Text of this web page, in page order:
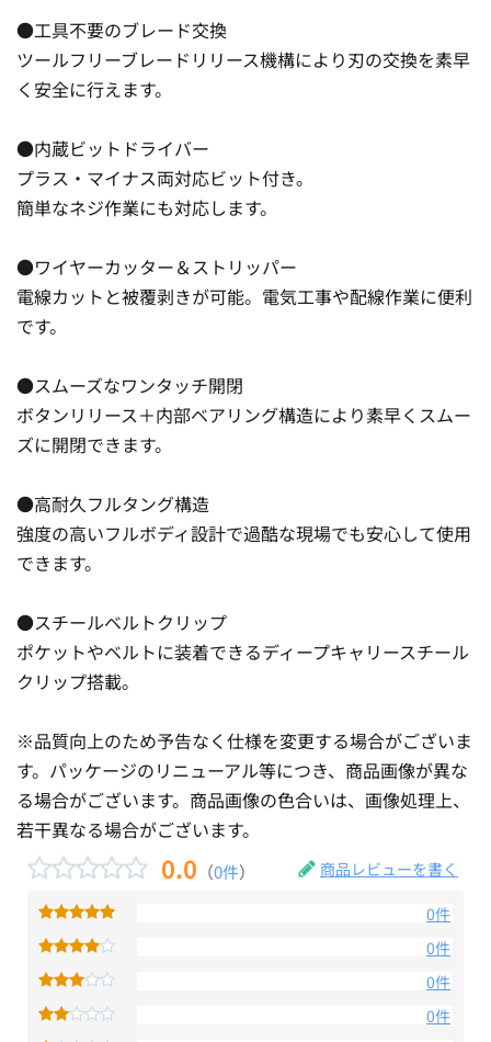
●工具不要のブレード交換
ツールフリーブレードリリース機構により刃の交換を素早
く安全に行えます。
●内蔵ビットドライバー
プラス・マイナス両対応ビット付き。
簡単なネジ作業にも対応します。
●ワイヤーカッター＆ストリッパー
電線カットと被覆剥きが可能。電気工事や配線作業に便利
です。
●スムーズなワンタッチ開閉
ボタンリリース＋内部ベアリング構造により素早くスムー
ズに開閉できます。
●高耐久フルタング構造
強度の高いフルボディ設計で過酷な現場でも安心して使用
できます。
●スチールベルトクリップ
ポケットやベルトに装着できるディープキャリースチール
クリップ搭載。
※品質向上のため予告なく仕様を変更する場合がございま
す。パッケージのリニューアル等につき、商品画像が異な
る場合がございます。商品画像の色合いは、画像処理上、
若干異なる場合がございます。
0.0 （0件） 商品レビューを書く
0件
0件
0件
0件